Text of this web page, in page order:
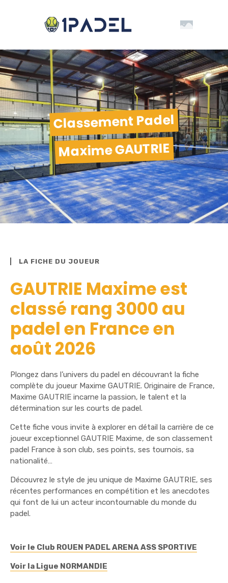
Classement Padel
Maxime GAUTRIE
LA FICHE DU JOUEUR
GAUTRIE Maxime est
classé rang 3000 au
padel en France en
août 2026
Plongez dans l’univers du padel en découvrant la fiche
complète du joueur Maxime GAUTRIE. Originaire de France,
Maxime GAUTRIE incarne la passion, le talent et la
détermination sur les courts de padel.
Cette fiche vous invite à explorer en détail la carrière de ce
joueur exceptionnel GAUTRIE Maxime, de son classement
padel France à son club, ses points, ses tournois, sa
nationalité…
Découvrez le style de jeu unique de Maxime GAUTRIE, ses
récentes performances en compétition et les anecdotes
qui font de lui un acteur incontournable du monde du
padel.
Voir le Club ROUEN PADEL ARENA ASS SPORTIVE
Voir la Ligue NORMANDIE